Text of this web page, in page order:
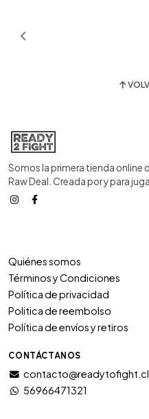
Somos la primera tienda online
Raw Deal. Creada por y para
Quiénes somos
Términos y Condiciones
Política de privacidad
Politica de reembolso
Política de envíos y retiros
CONTÁCTANOS
contacto@readytofight.cl
56966471321